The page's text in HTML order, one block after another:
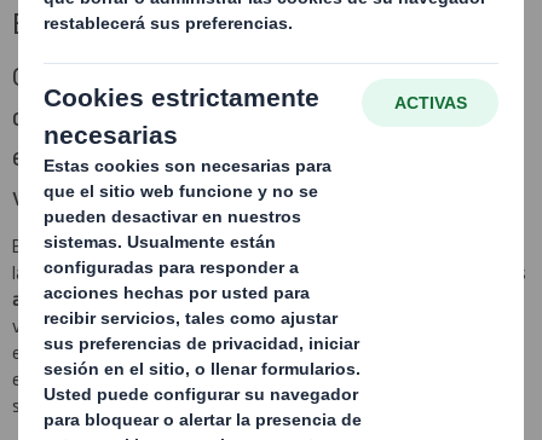
Embalaje para exportación
Contenedores de cartón que ofrecen
diferentes opciones de plegado y ahorran
espacio ocupado en la entrega del embalaje en
vacio y en su almacenamiento.
Embalajes para exportación realizados en canal doble, triple o
laminado y que a su vez son plegables, de esta forma conseguimos
ahorrar un 90% del espacioocupado en la entrega del embalaje en
vacio y en su almacenamiento. Se trata de un concepto de
embalaje que integra en un solokittodos los elementos del
embalaje(palet, fondo, cuerpo y tapa), con un montaje muy
sencillo y rápido, pudiendo montarse en apenas 20 segundos.